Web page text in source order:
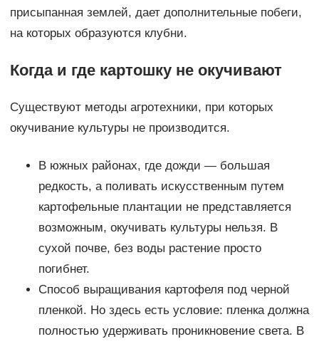
присыпанная землей, дает дополнительные побеги,
на которых образуются клубни.
Когда и где картошку не окучивают
Существуют методы агротехники, при которых
окучивание культуры не производится.
В южных районах, где дожди — большая
редкость, а поливать искусственным путем
картофельные плантации не представляется
возможным, окучивать культуры нельзя. В
сухой почве, без воды растение просто
погибнет.
Способ выращивания картофеля под черной
пленкой. Но здесь есть условие: пленка должна
полностью удерживать проникновение света. В